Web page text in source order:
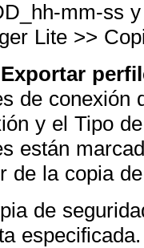
mm-ss
Lite >>
Exportar
de conexión
y el Tipo
están
de la copia
de